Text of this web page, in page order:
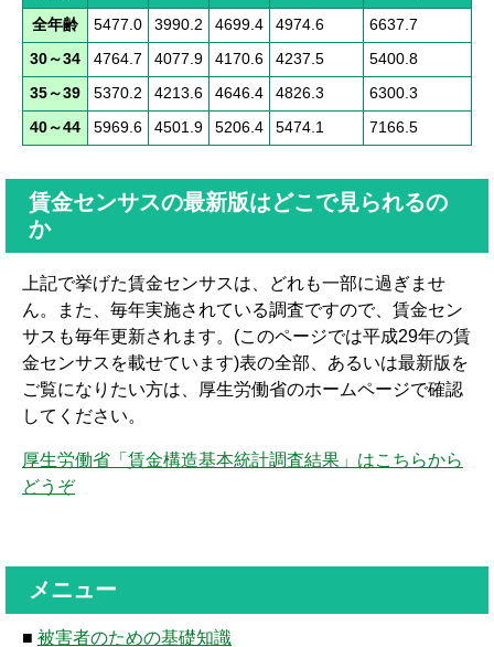
全年齢 5477.0 3990.2 4699.4 4974.6 6637.7
30～34 4764.7 4077.9 4170.6 4237.5 5400.8
35～39 5370.2 4213.6 4646.4 4826.3 6300.3
40～44 5969.6 4501.9 5206.4 5474.1 7166.5
賃金センサスの最新版はどこで見られるの
か
上記で挙げた賃金センサスは、どれも一部に過ぎませ
ん。また、毎年実施されている調査ですので、賃金セン
サスも毎年更新されます。(このページでは平成29年の賃
金センサスを載せています)表の全部、あるいは最新版を
ご覧になりたい方は、厚生労働省のホームページで確認
してください。
厚生労働省「賃金構造基本統計調査結果」はこちらから
どうぞ
メニュー
■ 被害者のための基礎知識